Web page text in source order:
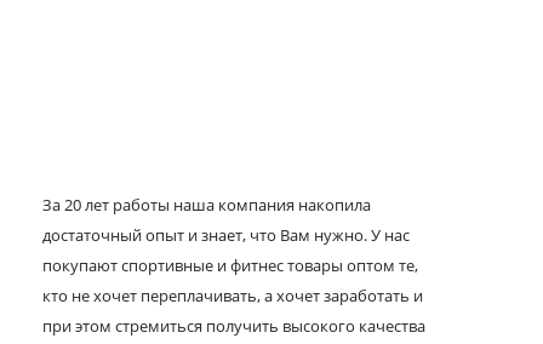
За 20 лет работы наша компания накопила
достаточный опыт и знает, что Вам нужно. У нас
покупают спортивные и фитнес товары оптом те,
кто не хочет переплачивать, а хочет заработать и
при этом стремиться получить высокого качества